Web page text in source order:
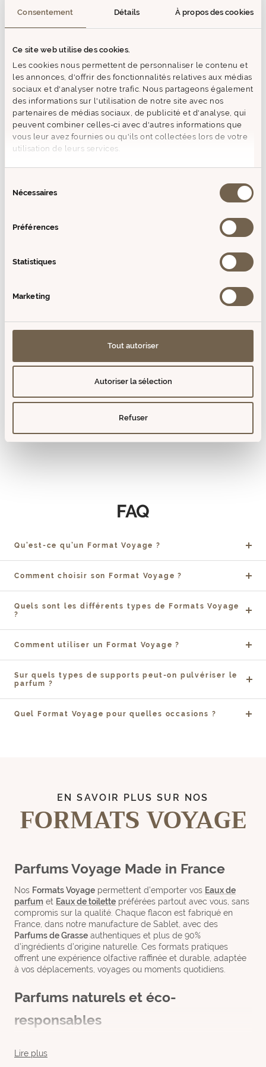
Consentement Détails À propos des cookies
Ce site web utilise des cookies.
Les cookies nous permettent de personnaliser le contenu et
les annonces, d'offrir des fonctionnalités relatives aux médias
sociaux et d'analyser notre trafic. Nous partageons également
des informations sur l'utilisation de notre site avec nos
partenaires de médias sociaux, de publicité et d'analyse, qui
peuvent combiner celles-ci avec d'autres informations que
vous leur avez fournies ou qu'ils ont collectées lors de votre
utilisation de leurs services.
duNécessaires
Préférences
Statistiques
Marketing
Tout autoriser
Autoriser la sélection
Refuser
Parfum 30ml
Prix
de
vente
14,90€
Prix
de
vente
14,90€
New
Rose Pourpre Eau de
de
New
Cèdre Bleu Eau de
Parfum 30ml
Ventoux Black Eau de
Prix
14,90€
FAQ
Qu’est-ce qu’un Format Voyage ?
Comment choisir son Format Voyage ?
Quels sont les différents types de Formats Voyage
?
Comment utiliser un Format Voyage ?
Sur quels types de supports peut-on pulvériser le
parfum ?
Quel Format Voyage pour quelles occasions ?
EN SAVOIR PLUS SUR NOS
FORMATS VOYAGE
Parfums Voyage Made in France
Nos Formats Voyage permettent d’emporter vos Eaux de
parfum et Eaux de toilette préférées partout avec vous, sans
compromis sur la qualité. Chaque flacon est fabriqué en
France, dans notre manufacture de Sablet, avec des
Parfums de Grasse authentiques et plus de 90%
d’ingrédients d’origine naturelle. Ces formats pratiques
offrent une expérience olfactive raffinée et durable, adaptée
à vos déplacements, voyages ou moments quotidiens.
Parfums naturels et éco-
responsables
grâce à des compositions soigneusement élaborées, sans
Lire plus